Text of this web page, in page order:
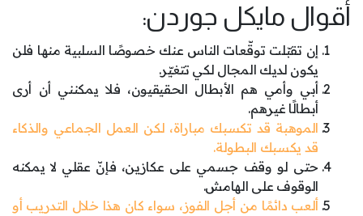
أقوال مايكل جوردن:
إن تقبّلت توقّعات الناس عنك خصوصًا السلبية منها فلن
يكون لديك المجال لكي تتغيّر.
أبي وأمي هم الأبطال الحقيقيون، فلا يمكنني أن أرى
أبطالًا غيرهم.
الموهبة قد تكسبك مباراة، لكن العمل الجماعي والذكاء
قد يكسبك البطولة.
حتى لو وقف جسمي على عكازين، فإنّ عقلي لا يمكنه
الوقوف على الهامش.
ألعب دائمًا من أجل الفوز، سواء كان هذا خلال التدريب أو